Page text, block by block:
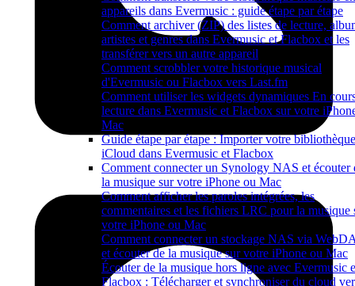
appareils dans Evermusic : guide étape par étape
Comment archiver (ZIP) des listes de lecture,
artistes et genres dans Evermusic et Flacbox et les
transférer vers un autre appareil
Comment scrobbler votre historique musical
d'Evermusic ou Flacbox vers Last.fm
Comment utiliser les widgets dynamiques En
lecture dans Evermusic et Flacbox sur votre
Mac
Guide étape par étape : Importer votre bibliothèque
iCloud dans Evermusic et Flacbox
Comment connecter un Synology NAS et écouter
la musique sur votre iPhone ou Mac
Comment afficher les paroles intégrées, les
commentaires et les fichiers LRC pour la musique
votre iPhone ou Mac
Comment connecter un stockage NAS via
et écouter de la musique sur votre iPhone ou Mac
Écouter de la musique hors ligne avec Evermusic
Flacbox : Télécharger et synchroniser du cloud